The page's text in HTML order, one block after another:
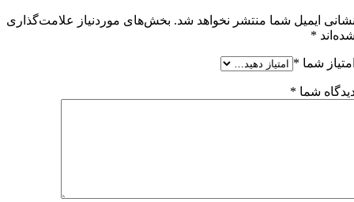
ایمیل شما منتشر نخواهد شد. بخش‌های موردنیاز علامت‌گذاری
*
شما *
شما *